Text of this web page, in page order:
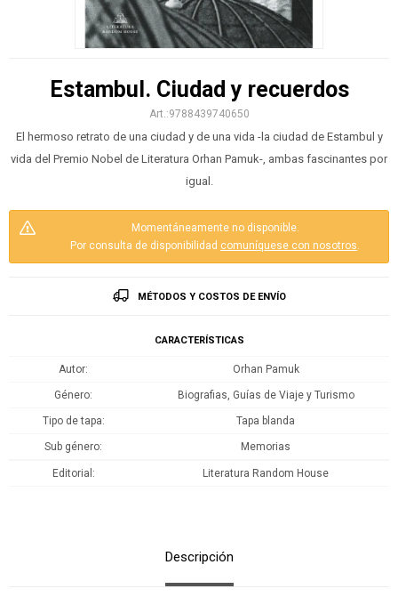
Estambul. Ciudad y recuerdos
9788439740650
El hermoso retrato de una ciudad y de una vida -la ciudad de Estambul y
vida del Premio Nobel de Literatura Orhan Pamuk-, ambas fascinantes por
igual.
Momentáneamente no disponible.
Por consulta de disponibilidad comuníquese con nosotros.
MÉTODOS Y COSTOS DE ENVÍO
CARACTERÍSTICAS
Autor Orhan Pamuk
Género Biografias, Guías de Viaje y Turismo
Tipo de tapa Tapa blanda
Sub género Memorias
Editorial Literatura Random House
Descripción